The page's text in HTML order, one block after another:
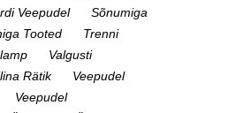
Veepudel
Sõnumiga
Tooted
Trenni
Valgusti
Rätik
Veepudel
Veepudel